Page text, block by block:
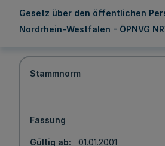
Gesetz über den öffentlichen
Nordrhein-Westfalen - ÖPNVG
Stammnorm
Fassung
Gültig ab
01.01.2001